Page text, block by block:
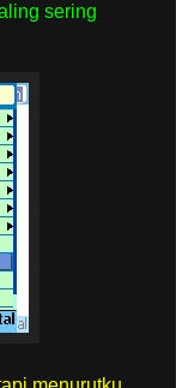
sering